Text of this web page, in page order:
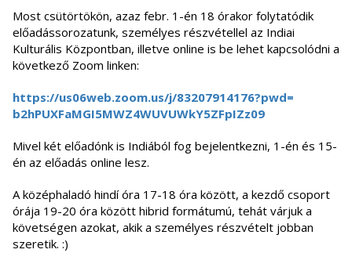
Most csütörtökön, azaz febr. 1-én 18 órakor folytatódik
előadássorozatunk, személyes részvétellel az Indiai
Kulturális Központban, illetve online is be lehet kapcsolódni a
következő Zoom linken:
https://us06web.zoom.us/j/83207914176?pwd=
b2hPUXFaMGI5MWZ4WUVUWkY5ZFpIZz09
Mivel két előadónk is Indiából fog bejelentkezni, 1-én és 15-
én az előadás online lesz.
A középhaladó hindí óra 17-18 óra között, a kezdő csoport
órája 19-20 óra között hibrid formátumú, tehát várjuk a
követségen azokat, akik a személyes részvételt jobban
szeretik. :)